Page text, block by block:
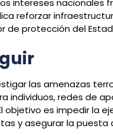
intereses nacionales
reforzar
de protección del
las amenazas
individuos, redes de
objetivo es impedir la
y asegurar la puesta